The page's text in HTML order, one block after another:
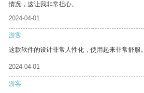
情况，这让我非常担心。
2024-04-01
游客
这款软件的设计非常人性化，使用起来非常舒服。
2024-04-01
游客